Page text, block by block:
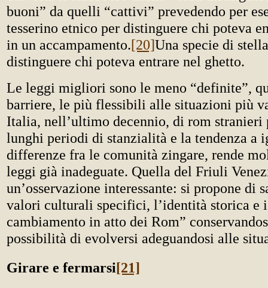
buoni” da quelli “cattivi” prevedendo per
tesserino etnico per distinguere chi poteva
in un accampamento.[20]Una specie di
distinguere chi poteva entrare nel ghetto.
Le leggi migliori sono le meno “definite”,
barriere, le più flessibili alle situazioni più
Italia, nell’ultimo decennio, di rom stranieri
lunghi periodi di stanzialità e la tendenza a
differenze fra le comunità zingare, rende
leggi già inadeguate. Quella del Friuli
un’osservazione interessante: si propone di
valori culturali specifici, l’identità storica e
cambiamento in atto dei Rom”
possibilità di evolversi adeguandosi alle
Girare e fermarsi[21]